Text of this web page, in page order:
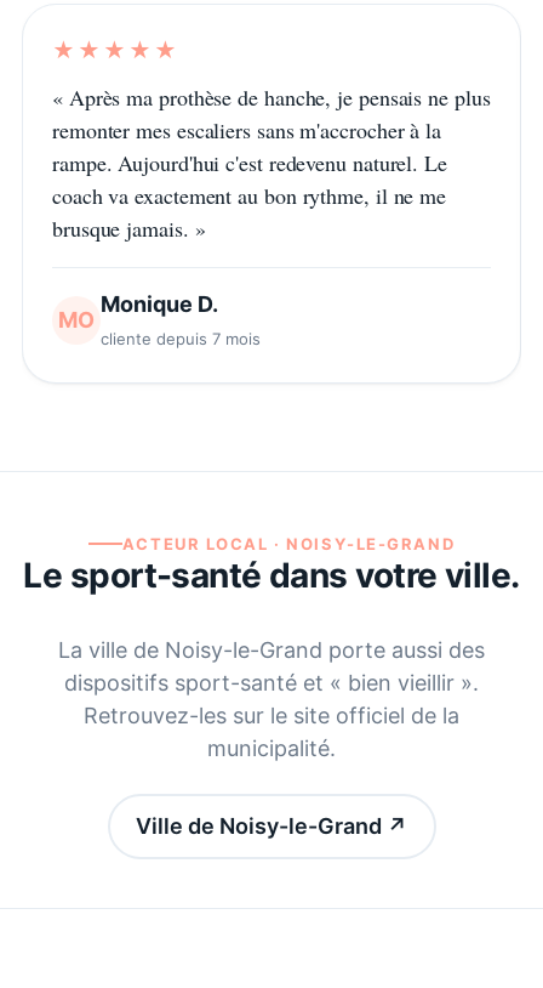
★★★★★
« Après ma prothèse de hanche, je pensais ne plus
remonter mes escaliers sans m'accrocher à la
rampe. Aujourd'hui c'est redevenu naturel. Le
coach va exactement au bon rythme, il ne me
brusque jamais. »
MO
Monique D.
cliente depuis 7 mois
ACTEUR LOCAL · NOISY-LE-GRAND
Le sport-santé dans votre ville.
La ville de Noisy-le-Grand porte aussi des
dispositifs sport-santé et « bien vieillir ».
Retrouvez-les sur le site officiel de la
municipalité.
Ville de Noisy-le-Grand ↗